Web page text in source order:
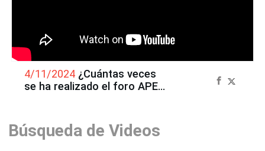
4/11/2024 ¿Cuántas veces
se ha realizado el foro APEC
Búsqueda de Videos